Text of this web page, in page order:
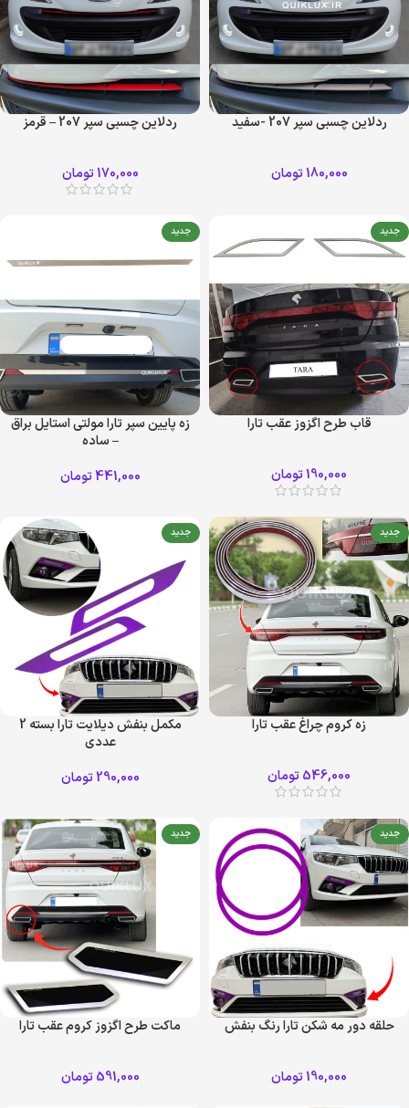
ردلاین چسبی سپر 207 -سفید
180,000تومان
ردلاین چسبی سپر 207 – قرمز
170,000تومان
جدید
قاب طرح اگزوز عقب تارا
190,000تومان
جدید
زه پایین سپر تارا مولتی استایل براق
– ساده
441,000 تومان
جدید
زه کروم چراغ عقب تارا
546,000تومان
جدید
مکمل بنفش دیلایت تارا بسته 2
عددی
290,000 تومان
جدید
حلقه دور مه شکن تارا رنگ بنفش
190,000تومان
جدید
ماکت طرح اگزوز کروم عقب تارا
591,000 تومان